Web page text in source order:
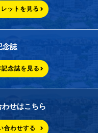
ットを見る
念誌
念誌を見る
わせはこちら
合わせする